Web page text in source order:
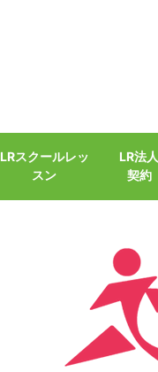
LRスクールレッ
スン
LR法人
契約